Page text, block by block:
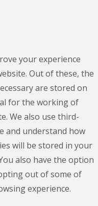
your experience
Out of these, the
are stored on
for the working of
We also use third-
and understand how
will be stored in your
also have the option
out of some of
experience.